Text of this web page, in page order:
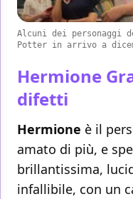
Alcuni dei personaggi
Potter in arrivo a
Hermione
difetti
Hermione è il
amato di più, e
brillantissima,
infallibile, con un